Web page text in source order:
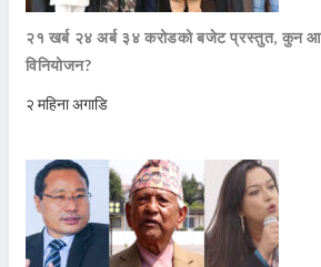
२१ खर्ब २४ अर्ब ३४ करोडको बजेट प्रस्तुत, कुन
विनियोजन?
२ महिना अगाडि